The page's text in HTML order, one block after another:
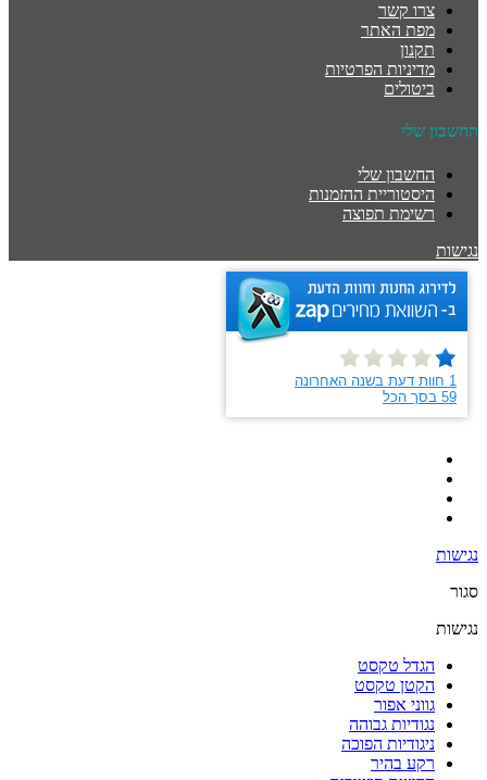
צרו קשר
מפת האתר
תקנון
מדיניות הפרטיות
ביטולים
החשבון שלי
החשבון שלי
היסטוריית ההזמנות
רשימת תפוצה
נגישות
נגישות
סגור
נגישות
הגדל טקסט
הקטן טקסט
גווני אפור
נגודיות גבוהה
ניגודיות הפוכה
רקע בהיר